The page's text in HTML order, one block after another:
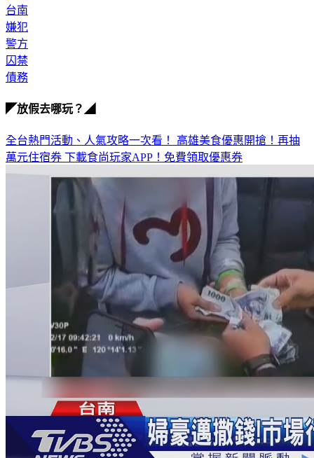
台南
嫌犯
警方
囚禁
債務
◤放假去哪玩？◢
全台熱門活動、人氣攻略一次看！ 高雄美食優惠開搶！再抽
萬元住宿券 下載食尚玩家APP！免費領取優惠券